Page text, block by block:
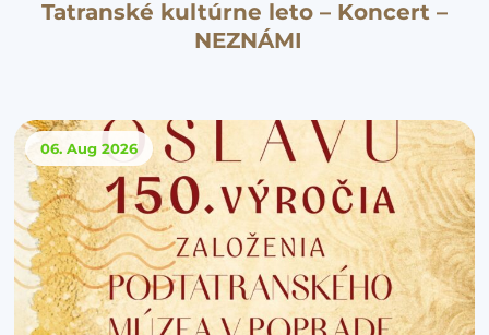
Tatranské kultúrne leto – Koncert –
NEZNÁMI
06. Aug 2026